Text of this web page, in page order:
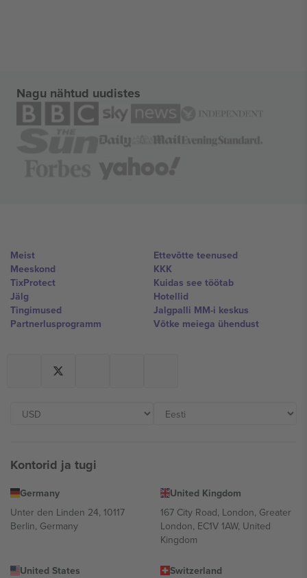
Nagu nähtud uudistes
Meist
Meeskond
TixProtect
Jälg
Tingimused
Partnerlusprogramm
Ettevõtte teenused
KKK
Kuidas see töötab
Hotellid
Jalgpalli MM-i keskus
Võtke meiega ühendust
Kontorid ja tugi
Germany
Unter den Linden 24, 10117
Berlin, Germany
United Kingdom
167 City Road, London, Greater
London, EC1V 1AW, United
Kingdom
United States
Switzerland